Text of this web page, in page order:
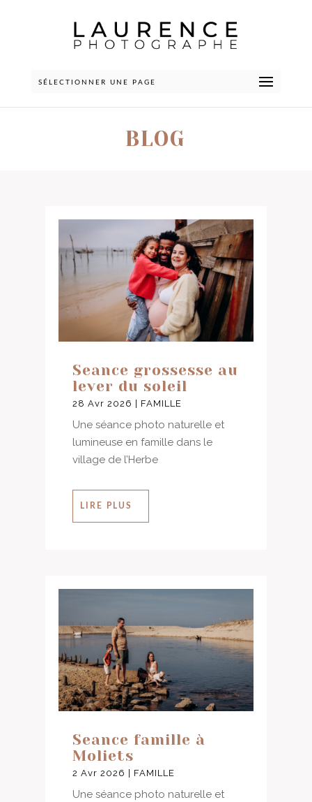
SÉLECTIONNER UNE PAGE
BLOG
Seance grossesse au
lever du soleil
28 Avr 2026 FAMILLE
Une séance photo naturelle et
lumineuse en famille dans le
village de l’Herbe
LIRE PLUS
Seance famille à
Moliets
2 Avr 2026 FAMILLE
Une séance photo naturelle et